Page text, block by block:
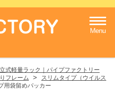
Menu
式軽量ラック｜パイプファクトリー
フレーム >
スリムタイプ（ウイルス
用袋留めパッカー